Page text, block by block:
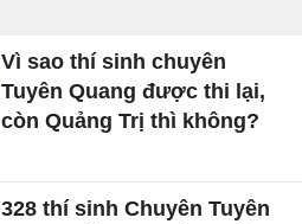
Vì sao thí sinh chuyên
Tuyên Quang được thi lại,
còn Quảng Trị thì không?
328 thí sinh Chuyên Tuyên